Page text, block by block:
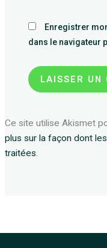
Enregistrer
dans le navigateur
Ce site utilise Akismet
plus sur la façon dont
traitées.